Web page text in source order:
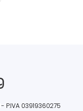
- P.IVA 03919360275